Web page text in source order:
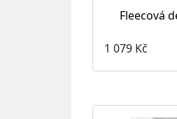
Fleecová
1 079 Kč